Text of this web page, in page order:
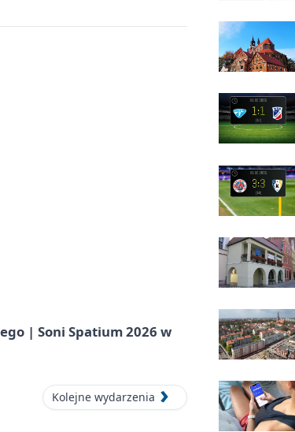
| Soni Spatium 2026 w
Kolejne wydarzenia